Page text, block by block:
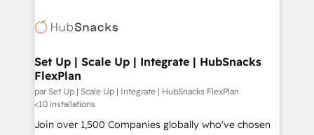
multi-region migrations to AI-powered automation,
scale. 🏆 HubSpot’s CEO called us “the partner of the
future.” Others agree it is proof of trust built through
measurable impact.
Set Up | Scale Up | Integrate | HubSnacks
FlexPlan
par Set Up | Scale Up | Integrate | HubSnacks FlexPlan
<10 installations
Join over 1,500 Companies globally who've chosen